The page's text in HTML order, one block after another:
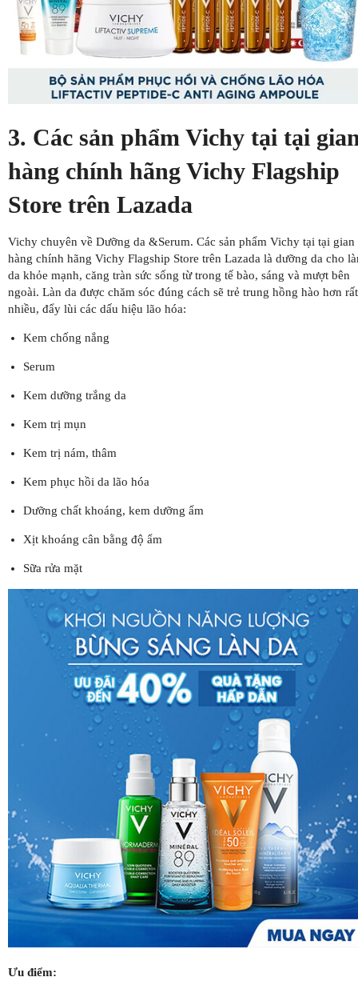
3. Các sản phẩm Vichy tại tại
hàng chính hãng Vichy Flagship
Store trên Lazada
Vichy chuyên về Dưỡng da &Serum. Các sản phẩm Vichy tại tại gian
hàng chính hãng Vichy Flagship Store trên Lazada là dưỡng da cho
da khỏe mạnh, căng tràn sức sống từ trong tế bào, sáng và mượt bên
ngoài. Làn da được chăm sóc đúng cách sẽ trẻ trung hồng hào hơn rất
nhiều, đẩy lùi các dấu hiệu lão hóa:
Kem chống nắng
Serum
Kem dưỡng trắng da
Kem trị mụn
Kem trị nám, thâm
Kem phục hồi da lão hóa
Dưỡng chất khoáng, kem dưỡng ẩm
Xịt khoáng cân bằng độ ẩm
Sữa rửa mặt
Ưu điểm: